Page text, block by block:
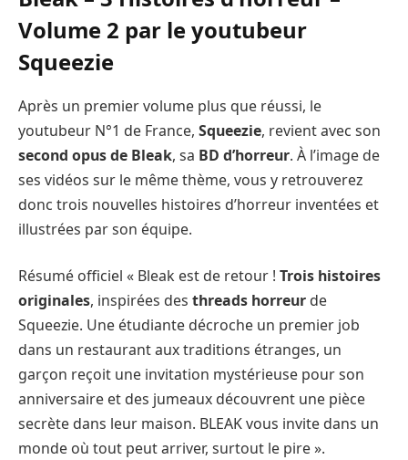
Volume 2 par le youtubeur
Squeezie
Après un premier volume plus que réussi, le
youtubeur N°1 de France, Squeezie, revient avec son
second opus de Bleak, sa BD d’horreur. À l’image de
ses vidéos sur le même thème, vous y retrouverez
donc trois nouvelles histoires d’horreur inventées et
illustrées par son équipe.
Résumé officiel « Bleak est de retour ! Trois histoires
originales, inspirées des threads horreur de
Squeezie. Une étudiante décroche un premier job
dans un restaurant aux traditions étranges, un
garçon reçoit une invitation mystérieuse pour son
anniversaire et des jumeaux découvrent une pièce
secrète dans leur maison. BLEAK vous invite dans un
monde où tout peut arriver, surtout le pire ».